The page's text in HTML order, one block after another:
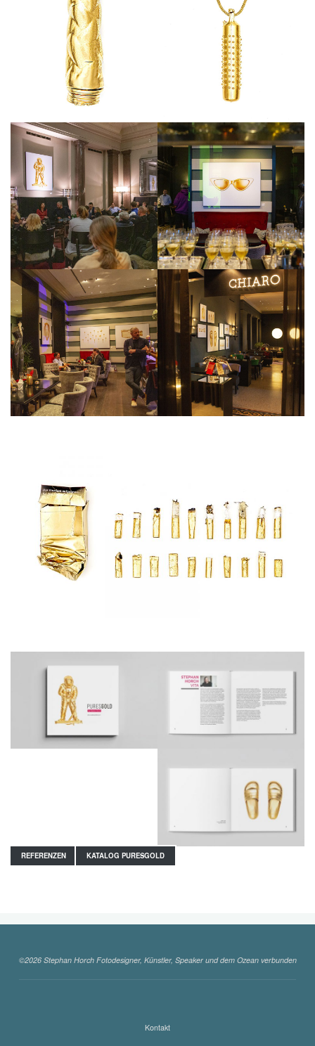
REFERENZEN KATALOG PURESGOLD
©2026 Stephan Horch Fotodesigner, Künstler, Speaker und dem Ozean verbunden
Kontakt